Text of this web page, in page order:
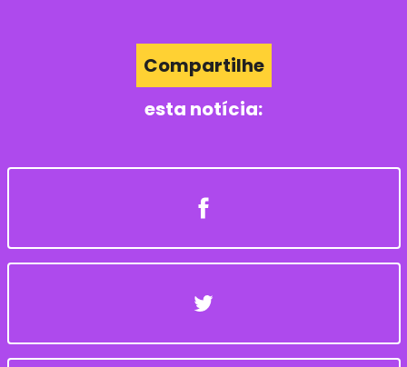
Compartilhe
esta notícia: